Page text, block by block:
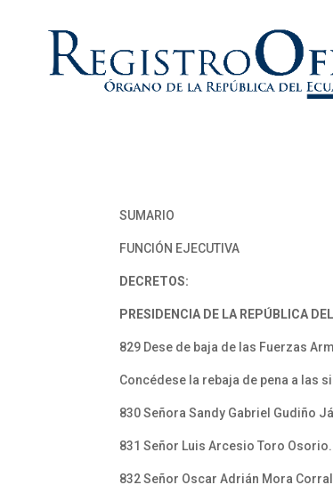
SUMARIO
FUNCIÓN EJECUTIVA
DECRETOS:
PRESIDENCIA DE LA REPÚBLICA
829 Dese de baja de las Fuerzas
Concédese la rebaja de pena a las
830 Señora Sandy Gabriel Gudiño
831 Señor Luis Arcesio Toro Osorio.
832 Señor Oscar Adrián Mora Corral